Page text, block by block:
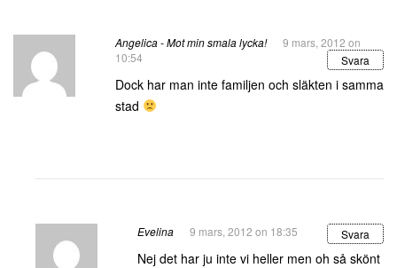
Angelica - Mot min smala lycka!
9 mars, 2012 on
10:54
Svara
Dock har man inte familjen och släkten i samma
stad
Evelina 9 mars, 2012 on 18:35 Svara
Nej det har ju inte vi heller men oh så skönt